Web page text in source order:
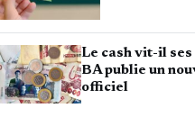
Le cash vit-il
BA publie un
officiel